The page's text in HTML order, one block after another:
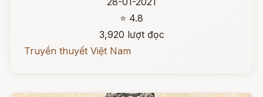
⭐ 4.8
3,920 lượt đọc
Truyền thuyết Việt Nam